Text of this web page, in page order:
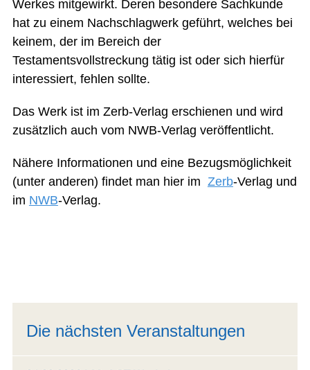
Werkes mitgewirkt. Deren besondere Sachkunde
hat zu einem Nachschlagwerk geführt, welches bei
keinem, der im Bereich der
Testamentsvollstreckung tätig ist oder sich hierfür
interessiert, fehlen sollte.
Das Werk ist im Zerb-Verlag erschienen und wird
zusätzlich auch vom NWB-Verlag veröffentlicht.
Nähere Informationen und eine Bezugsmöglichkeit
(unter anderen) findet man hier im Zerb-Verlag und
im NWB-Verlag.
Die nächsten Veranstaltungen